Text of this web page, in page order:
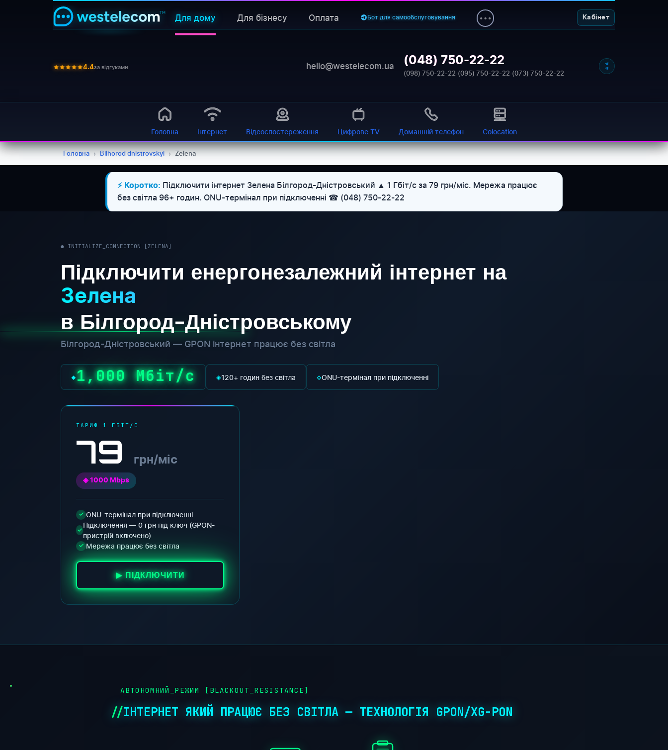
Для дому Для бізнесу Оплата Бот для самообслуговування Кабінет
4.4за відгуками hello@westelecom.ua (048) 750-22-22
(098) 750-22-22·(095) 750-22-22·(073) 750-22-22
Головна Інтернет Відеоспостереження Цифрове TV Домашній телефон Colocation
Головна › Bilhorod dnistrovskyi › Zelena
⚡ Коротко: Підключити інтернет Зелена Білгород-Дністровський ▲ 1 Гбіт/с за 79 грн/міс. Мережа працює
без світла 96+ годин. ONU-термінал при підключенні ☎ (048) 750-22-22
NETWORK_STATUS: ONLINE
● INITIALIZE_CONNECTION [ZELENA]
Підключити енергонезалежний інтернет на
Зелена
в Білгород-Дністровському
Білгород-Дністровський — GPON інтернет працює без світла
◆1,000 Мбіт/с ◈120+ годин без світла ◇ONU-термінал при підключенні
ТАРИФ 1 ГБІТ/С
79 грн/міс
◈ 1000 Mbps
✓ ONU-термінал при підключенні
✓
Підключення — 0 грн під ключ (GPON-
пристрій включено)
✓ Мережа працює без світла
▶ ПІДКЛЮЧИТИ
АВТОНОМНИЙ_РЕЖИМ [BLACKOUT_RESISTANCE]
ІНТЕРНЕТ ЯКИЙ ПРАЦЮЄ БЕЗ СВІТЛА — ТЕХНОЛОГІЯ GPON/XG-PON